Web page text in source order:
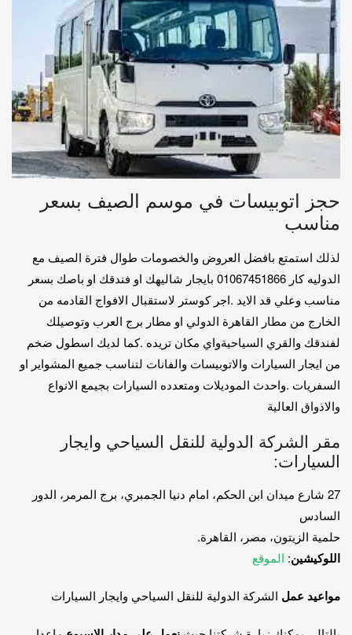
حجز اتوبيسات في موسم الصيف بسعر
مناسب
لذلك استمتع بافضل العروض والخصومات طوال فترة الصيف مع
الدوليه كار 01067451866 بايجار شاليهك او فندقك او باصك بسعر
مناسب وعلي قد الايد .اجر كوستر لاستقبال الافواج القادمه من
الخارج من مطار القاهرة الدولي او مطار برج العرب وتوصيلك
لفندقك والقري السياحيةواي مكان تريده .كما لديك اسطول ضخم
من ايجار السيارات والاتوبيسات والفانات لتناسب جميع المشواير او
السفريات .واحدث الموديلات ومتعدده السيارات بجيمع الانواع
والاذواق العالية
مقر الشركة الدولية للنقل السياحي وايجار
السيارات:
27 شارع ميدان ابن الحكم، امام دنيا الجمبري، برج المرمر، الدور
السادس
حلمية الزيتون، مصر، القاهرة.
اللوكيشين: الموقع
مواعيد عمل الشركة الدولية للنقل السياحي وايجار السيارات